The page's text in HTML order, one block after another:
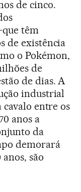
de cinco.
têm
de existência
o Pokémon,
de
de dias. A
industrial
entre os
anos a
da
demorará
são